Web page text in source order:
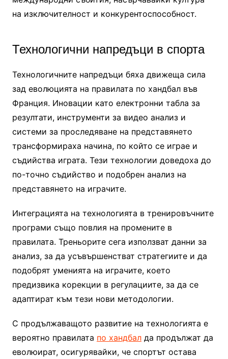
на изключителност и конкурентоспособност.
Технологични напредъци в спорта
Технологичните напредъци бяха движеща сила
зад еволюцията на правилата по хандбал във
Франция. Иновации като електронни табла за
резултати, инструменти за видео анализ и
системи за проследяване на представянето
трансформираха начина, по който се играе и
съдийства играта. Тези технологии доведоха до
по-точно съдийство и подобрен анализ на
представянето на играчите.
Интеграцията на технологията в тренировъчните
програми също повлия на промените в
правилата. Треньорите сега използват данни за
анализ, за да усъвършенстват стратегиите и да
подобрят уменията на играчите, което
предизвика корекции в регулациите, за да се
адаптират към тези нови методологии.
С продължаващото развитие на технологията е
вероятно правилата по хандбалда продължат да
еволюират, осигурявайки, че спортът остава